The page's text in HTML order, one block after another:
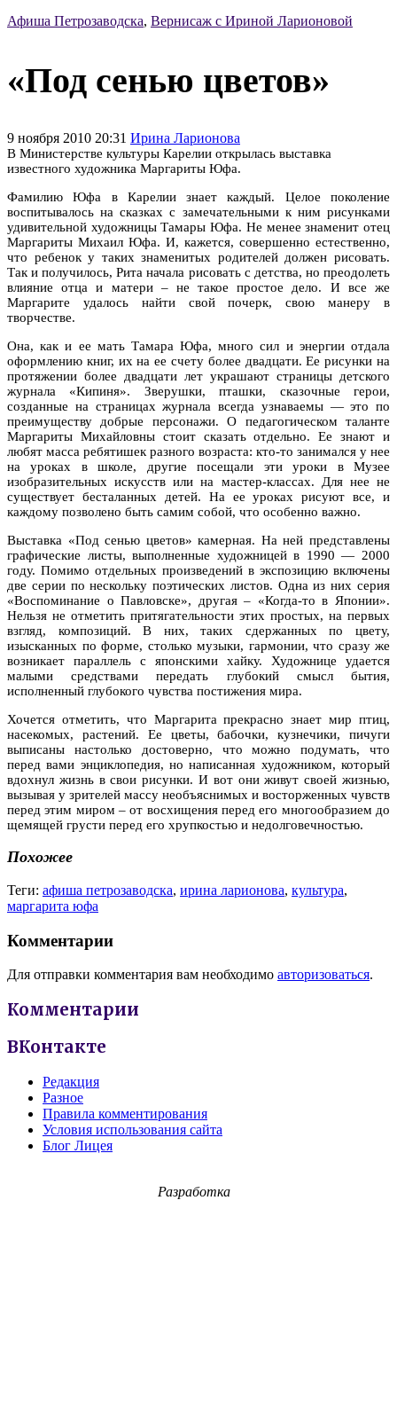
Афиша Петрозаводска, Вернисаж с Ириной Ларионовой
«Под сенью цветов»
9 ноября 2010 20:31 Ирина Ларионова
В Министерстве культуры Карелии открылась выставка
известного художника Маргариты Юфа.
Фамилию Юфа в Карелии знает каждый. Целое поколение
воспитывалось на сказках с замечательными к ним рисунками
удивительной художницы Тамары Юфа. Не менее знаменит отец
Маргариты Михаил Юфа. И, кажется, совершенно естественно,
что ребенок у таких знаменитых родителей должен рисовать.
Так и получилось, Рита начала рисовать с детства, но преодолеть
влияние отца и матери – не такое простое дело. И все же
Маргарите удалось найти свой почерк, свою манеру в
творчестве.
Она, как и ее мать Тамара Юфа, много сил и энергии отдала
оформлению книг, их на ее счету более двадцати. Ее рисунки на
протяжении более двадцати лет украшают страницы детского
журнала «Кипиня». Зверушки, пташки, сказочные герои,
созданные на страницах журнала всегда узнаваемы — это по
преимуществу добрые персонажи. О педагогическом таланте
Маргариты Михайловны стоит сказать отдельно. Ее знают и
любят масса ребятишек разного возраста: кто-то занимался у нее
на уроках в школе, другие посещали эти уроки в Музее
изобразительных искусств или на мастер-классах. Для нее не
существует бесталанных детей. На ее уроках рисуют все, и
каждому позволено быть самим собой, что особенно важно.
Выставка «Под сенью цветов» камерная. На ней представлены
графические листы, выполненные художницей в 1990 — 2000
году. Помимо отдельных произведений в экспозицию включены
две серии по нескольку поэтических листов. Одна из них серия
«Воспоминание о Павловске», другая – «Когда-то в Японии».
Нельзя не отметить притягательности этих простых, на первых
взгляд, композиций. В них, таких сдержанных по цвету,
изысканных по форме, столько музыки, гармонии, что сразу же
возникает параллель с японскими хайку. Художнице удается
малыми средствами передать глубокий смысл бытия,
исполненный глубокого чувства постижения мира.
Хочется отметить, что Маргарита прекрасно знает мир птиц,
насекомых, растений. Ее цветы, бабочки, кузнечики, пичуги
выписаны настолько достоверно, что можно подумать, что
перед вами энциклопедия, но написанная художником, который
вдохнул жизнь в свои рисунки. И вот они живут своей жизнью,
вызывая у зрителей массу необъяснимых и восторженных чувств
перед этим миром – от восхищения перед его многообразием до
щемящей грусти перед его хрупкостью и недолговечностью.
Похожее
Теги: афиша петрозаводска, ирина ларионова, культура,
маргарита юфа
Комментарии
Для отправки комментария вам необходимо авторизоваться.
Комментарии
ВКонтакте
Редакция
Разное
Правила комментирования
Условия использования сайта
Блог Лицея
Разработка